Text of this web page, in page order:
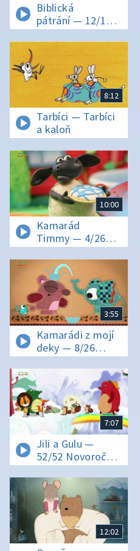
Biblická
pátrání — 12/18
Ježíš a lidé na
okraji společnosti
8:12
Tarbíci — Tarbíci
a kaloň
10:00
Kamarád
Timmy — 4/26
Timmyho
sušenka
3:55
Kamarádi z mojí
deky — 8/26
Prasátko
7:07
Jili a Gulu —
52/52 Novoroční
oslava
12:02